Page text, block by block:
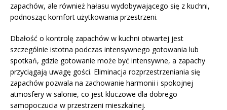
zapachów, ale również hałasu wydobywającego się z kuchni,
podnosząc komfort użytkowania przestrzeni.
Dbałość o kontrolę zapachów w kuchni otwartej jest
szczególnie istotna podczas intensywnego gotowania lub
spotkań, gdzie gotowanie może być intensywne, a zapachy
przyciągają uwagę gości. Eliminacja rozprzestrzeniania się
zapachów pozwala na zachowanie harmonii i spokojnej
atmosfery w salonie, co jest kluczowe dla dobrego
samopoczucia w przestrzeni mieszkalnej.